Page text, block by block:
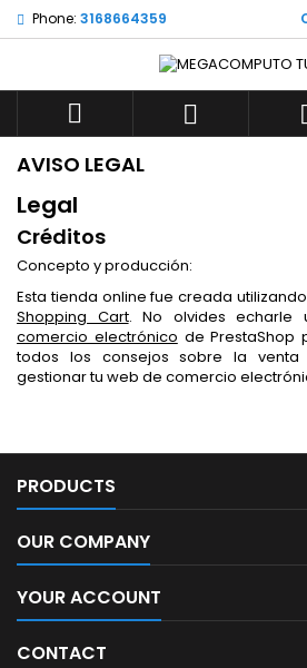
Phone: 3168664359
 
AVISO LEGAL
Legal
Créditos
Concepto y producción:
Esta tienda online fue creada
Shopping Cart. No olvides
comercio electrónico de
todos los consejos sobre la
gestionar tu web de comercio
PRODUCTS
OUR COMPANY
YOUR ACCOUNT
CONTACT